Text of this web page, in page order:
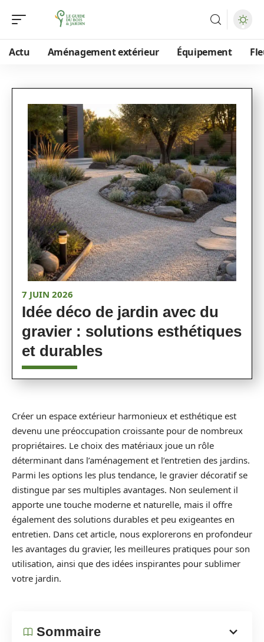
Actu Aménagement extérieur Équipement
7 JUIN 2026
Idée déco de jardin avec du
gravier : solutions esthétiques
et durables
Créer un espace extérieur harmonieux et esthétique est
devenu une préoccupation croissante pour de nombreux
propriétaires. Le choix des matériaux joue un rôle
déterminant dans l’aménagement et l’entretien des jardins.
Parmi les options les plus tendance, le gravier décoratif se
distingue par ses multiples avantages. Non seulement il
apporte une touche moderne et naturelle, mais il offre
également des solutions durables et peu exigeantes en
entretien. Dans cet article, nous explorerons en profondeur
les avantages du gravier, les meilleures pratiques pour son
utilisation, ainsi que des idées inspirantes pour sublimer
votre jardin.
Sommaire